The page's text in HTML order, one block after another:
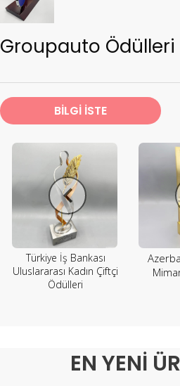
Groupauto Ödülleri
BİLGİ İSTE
Türkiye İş Bankası
Uluslararası Kadın Çiftçi
Ödülleri
EN YENİ